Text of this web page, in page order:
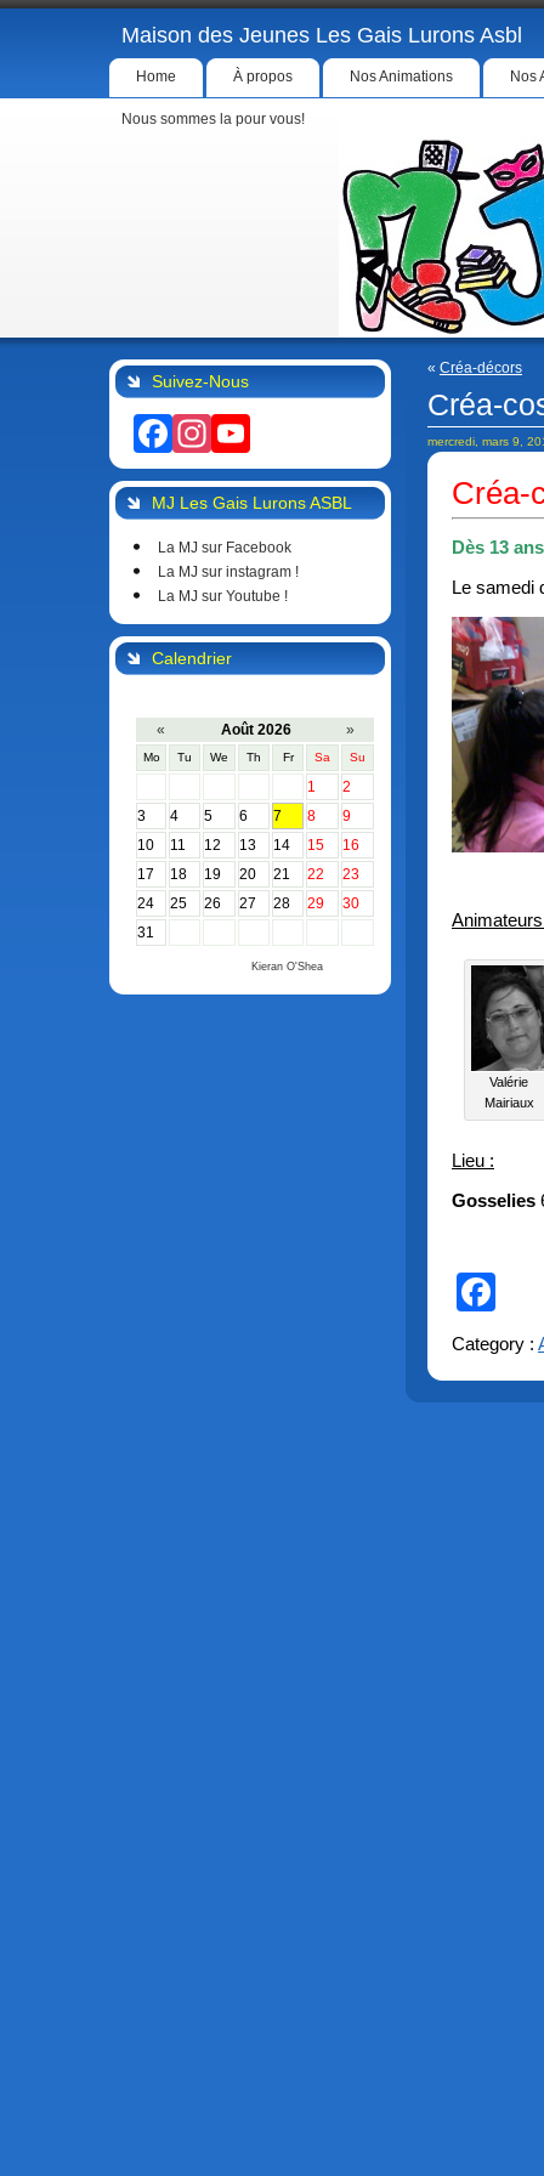
Maison des Jeunes Les Gais Lurons Asbl
Home À propos Nos Animations Nos
Nous sommes la pour vous!
Suivez-Nous
Facebook
Instagram
MJ Les Gais Lurons ASBL
La MJ sur Facebook
La MJ sur instagram !
La MJ sur Youtube !
Calendrier
« Août 2026 »
Mo Tu We Th Fr Sa Su
1
2
3
4 5 6 7 8
9
10
11 12 13 14 15
16
17
18 19 20 21 22
23
24
25 26 27 28 29
30
31
Kieran O'Shea
« Créa-décors
Créa-
mercredi, mars 9,
Créa-
Dès 13 ans
Le samedi
Valérie
Mairiaux
Lieu :
Gosselies
Category :